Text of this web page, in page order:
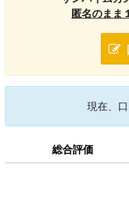
匿名のまま
現在、
総合評価